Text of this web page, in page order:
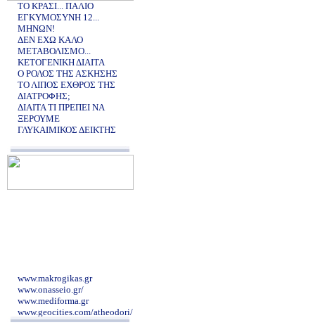
ΤΟ ΚΡΑΣΙ... ΠΑΛΙΟ
ΕΓΚΥΜΟΣΥΝΗ 12...
ΜΗΝΩΝ!
ΔΕΝ ΕΧΩ ΚΑΛΟ
ΜΕΤΑΒΟΛΙΣΜΟ...
ΚΕΤΟΓΕΝΙΚΗ ΔΙΑΙΤΑ
Ο ΡΟΛΟΣ ΤΗΣ ΑΣΚΗΣΗΣ
ΤΟ ΛΙΠΟΣ ΕΧΘΡΟΣ ΤΗΣ
ΔΙΑΤΡΟΦΗΣ;
ΔΙΑΙΤΑ ΤΙ ΠΡΕΠΕΙ ΝΑ
ΞΕΡΟΥΜΕ
ΓΛΥΚΑΙΜΙΚΟΣ ΔΕΙΚΤΗΣ
www.onasseio.gr/
www.mediforma.gr
www.geocities.com/atheodori/
www.ior.it/Sito/intro.html